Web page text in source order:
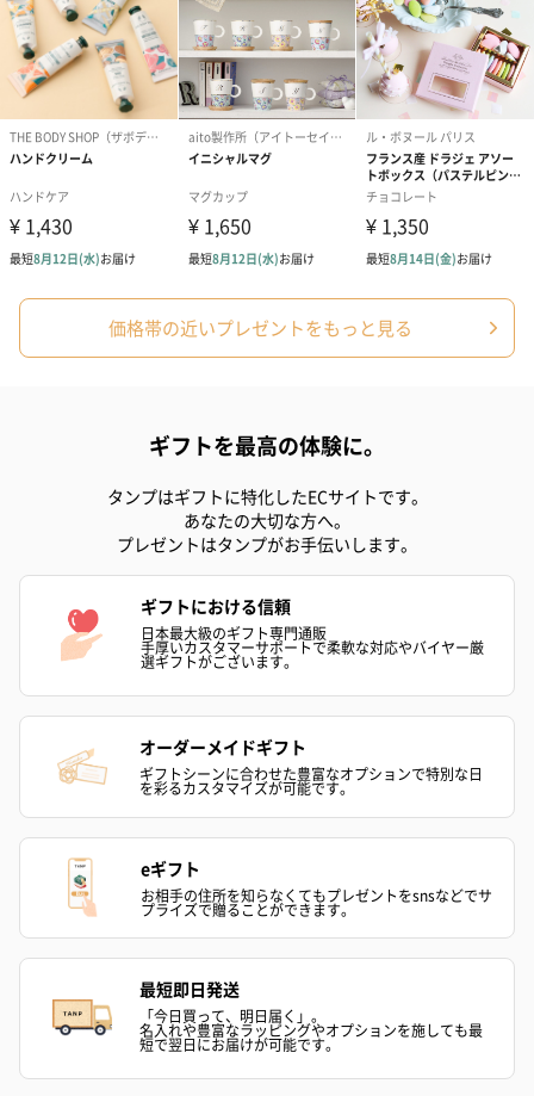
スキンケアグッズ
スキンケアグッズを同梱してお届けします。
ハンドクリーム3本セッ
シャワージェル＆ハン
シャワージェ
リラックスグッズ
リラックスグッズを同梱してお届けします。
かき氷入浴剤4点セット
（ブルー）（748円）
かき氷入浴剤4点セット
バスフラワー
【Thank you
円）
ハンドタオル・ハンカチ
ハンドタオル・ハンカチを同梱してお届けいたします。ギフトへ
の＋αにおすすめです。
価格帯の近いプレゼントをもっと見る
ギフトを最高の体験に。
タンプはギフトに特化したECサイトです。
あなたの大切な方へ。
プレゼントはタンプがお手伝いします。
ギフトにおける信頼
日本最大級のギフト専門通販
手厚いカスタマーサポートで柔軟な対応やバイヤー厳
選ギフトがございます。
オーダーメイドギフト
ギフトシーンに合わせた豊富なオプションで特別な日
を彩るカスタマイズが可能です。
eギフト
お相手の住所を知らなくてもプレゼントをsnsなどでサ
プライズで贈ることができます。
最短即日発送
「今日買って、明日届く」。
名入れや豊富なラッピングやオプションを施しても最
短で翌日にお届けが可能です。